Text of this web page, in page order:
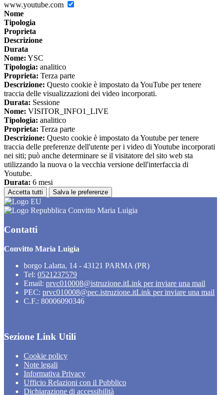
www.youtube.com
Nome
Tipologia
Proprieta
Descrizione
Durata
Nome: YSC
Tipologia: analitico
Proprieta: Terza parte
Descrizione: Questo cookie è impostato da YouTube per tenere
traccia delle visualizzazioni dei video incorporati.
Durata: Sessione
Nome: VISITOR_INFO1_LIVE
Tipologia: analitico
Proprieta: Terza parte
Descrizione: Questo cookie è impostato da Youtube per tenere
traccia delle preferenze dell'utente per i video di Youtube incorporati
nei siti; può anche determinare se il visitatore del sito web sta
utilizzando la nuova o la vecchia versione dell'interfaccia di
Youtube.
Durata: 6 mesi
Accetta tutti Salva le preferenze
Convitto Maria Luigia
Contatti
Convitto Maria Luigia
borgo Lalatta, 14 - 43121 PARMA (PR)
Tel: 0521237579
Email: prvc010008@istruzione.itLink per inviare una mail
PEC: prvc010008@pec.istruzione.itLink per inviare una mail
C.F.: 80006090346
Sezione Link Utili
Cookie policy
Note legali
Informativa Privacy
Ufficio Relazioni con il Pubblico
Dichiarazione di accessibilità